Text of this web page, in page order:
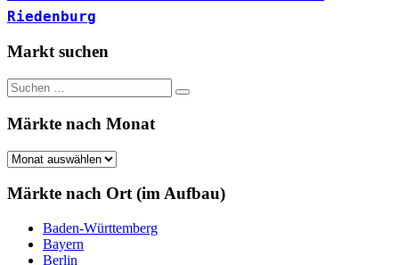
Riedenburg
Markt suchen
Suchen
nach:
Suchen
Märkte nach Monat
Märkte
Monat
Märkte nach Ort (im Aufbau)
Baden-Württemberg
Bayern
Berlin